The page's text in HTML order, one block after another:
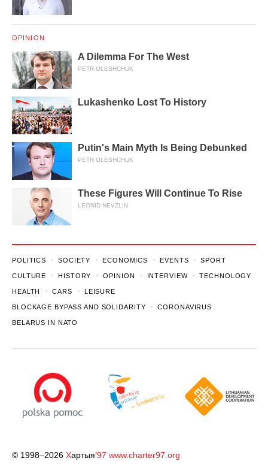
OPINION
A Dilemma For The West
PETR OLESHCHUK
Lukashenko Lost To History
Putin's Main Myth Is Being Debunked
PETR OLESHCHUK
These Figures Will Continue To Rise
LEONID NEVZLIN
POLITICS SOCIETY ECONOMICS EVENTS SPORT
CULTURE HISTORY OPINION INTERVIEW TECHNOLOGY
HEALTH CARS LEISURE
BLOCKAGE BYPASS AND SOLIDARITY CORONAVIRUS
BELARUS IN NATO
© 1998–2026 Хартыя’97 www.charter97.org